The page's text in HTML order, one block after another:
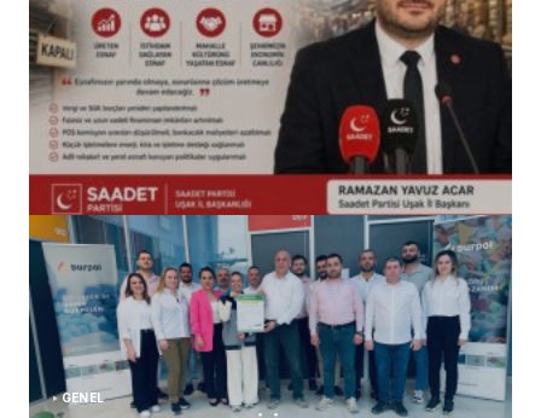
(başlıksız)
Alaattin Karahan tarafından 14/07/2026
GENEL